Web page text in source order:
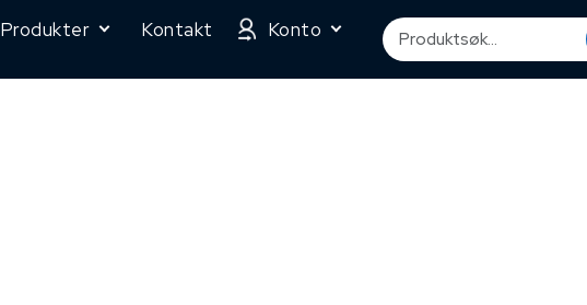
Produkter Kontakt Konto